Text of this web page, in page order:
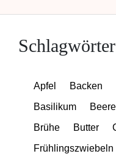
Apfel Backen
Basilikum
Brühe
Butter
Frühlingszwiebeln